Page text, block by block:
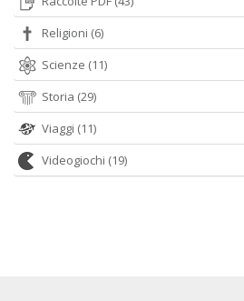
Religioni (6)
Scienze (11)
Storia (29)
Viaggi (11)
Videogiochi (19)